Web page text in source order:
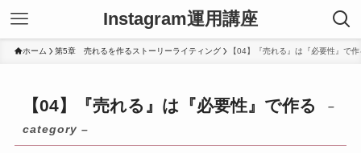
Instagram運用講座
ホーム 第5章 売れるを作るストーリーライティング 【04】『売れる』は『必要性』で作
【04】『売れる』は『必要性』で作る
–
category –